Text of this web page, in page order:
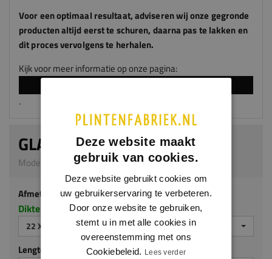
Voor een optimaal resultaat, adviserenwijonze gegronde
producten altijd eerst te schuren, daarna pas te lakken en
dit proces vervolgens te herhalen.
Kijk voor meer informatie op onze pagina:
.
GLADDE PLINT
Model 0101 | 22 x 60 mm | MDF v313
Afmeting
Dikte x hoogte in millimeters
22 X 60 MM
Lengte (mm)
Deze website maakt
gebruik van cookies.
Deze website gebruikt cookies om
uw gebruikerservaring te verbeteren.
Door onze website te gebruiken,
stemt u in met alle cookies in
overeenstemming met ons
Cookiebeleid. Lees verder